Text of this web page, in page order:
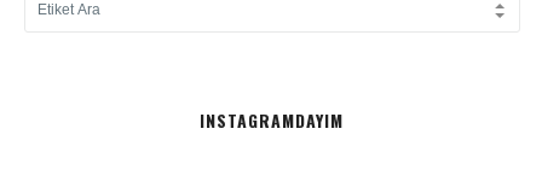
INSTAGRAMDAYIM